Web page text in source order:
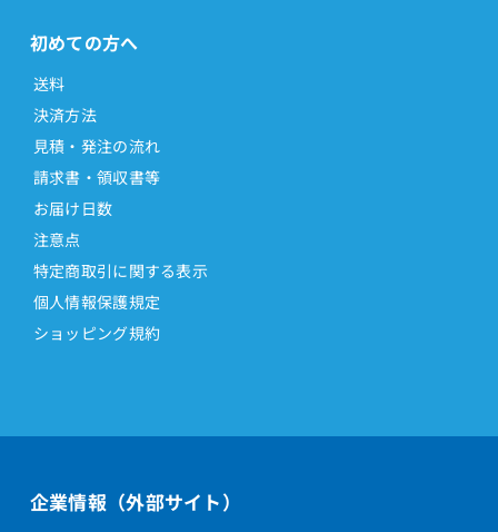
初めての方へ
送料
決済方法
見積・発注の流れ
請求書・領収書等
お届け日数
注意点
特定商取引に関する表示
個人情報保護規定
ショッピング規約
企業情報（外部サイト）